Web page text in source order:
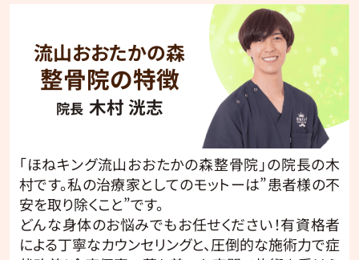
流山おおたかの森
整骨院の特徴
院長 木村 洸志
「ほねキング流山おおたかの森整骨院」の院長の木
村です。私の治療家としてのモットーは”患者様の不
安を取り除くこと”です。
どんな身体のお悩みでもお任せください！有資格者
による丁寧なカウンセリングと、圧倒的な施術力で症